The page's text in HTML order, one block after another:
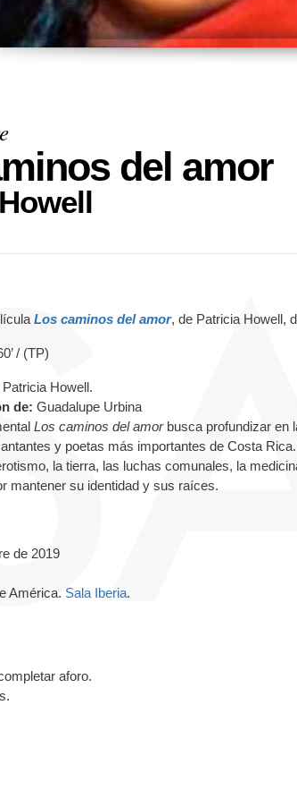
del amor
Los caminos del amor, de Patricia Howell,
/ (TP)
Patricia Howell.
de: Guadalupe Urbina
Los caminos del amorbusca profundizar en
y poetas más importantes de Costa
la tierra, las luchas comunales, la
mantener su identidad y sus raíces.
de 2019
América. Sala Iberia.
aforo.